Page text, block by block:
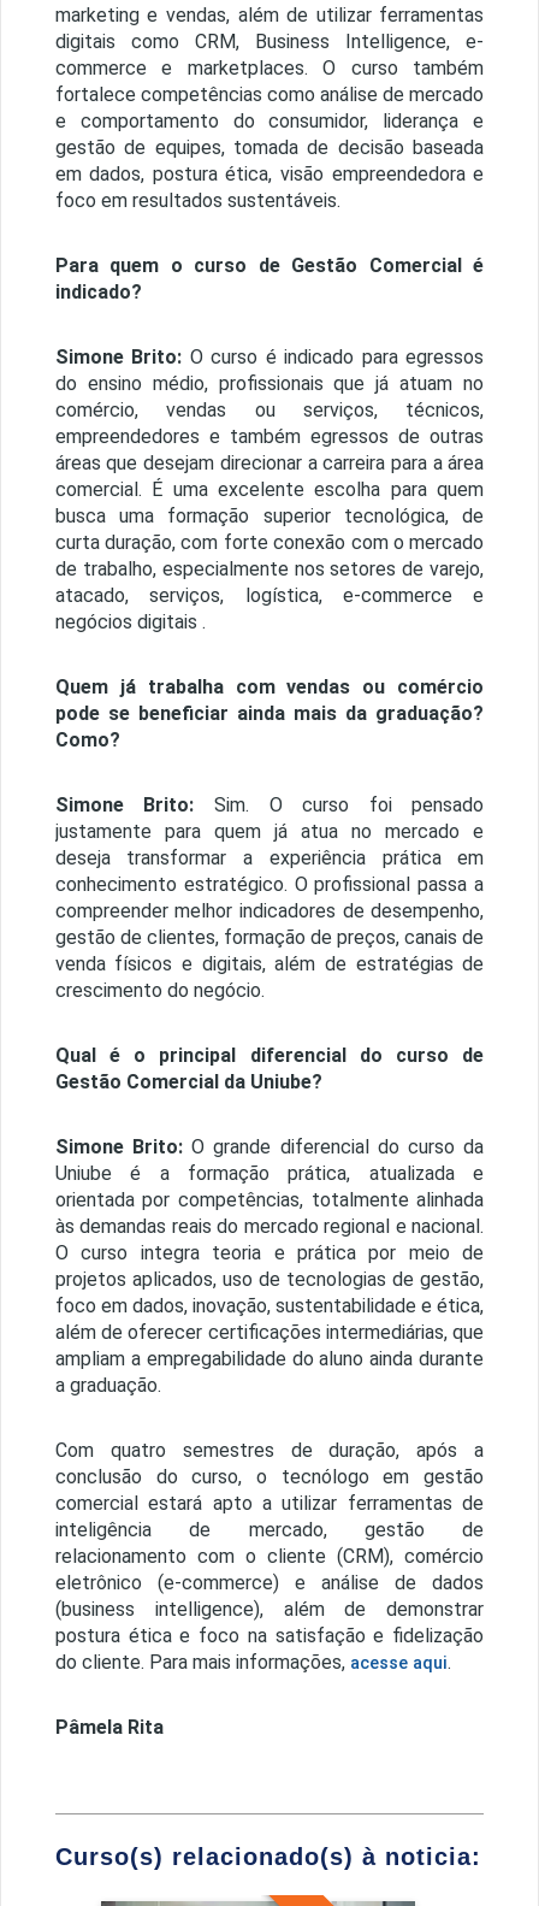
marketing e vendas, além de utilizar ferramentas
digitais como CRM, Business Intelligence, e-
commerce e marketplaces. O curso também
fortalece competências como análise de mercado
e comportamento do consumidor, liderança e
gestão de equipes, tomada de decisão baseada
em dados, postura ética, visão empreendedora e
foco em resultados sustentáveis.
Para quem o curso de Gestão Comercial é
indicado?
Simone Brito: O curso é indicado para egressos
do ensino médio, profissionais que já atuam no
comércio, vendas ou serviços, técnicos,
empreendedores e também egressos de outras
áreas que desejam direcionar a carreira para a área
comercial. É uma excelente escolha para quem
busca uma formação superior tecnológica, de
curta duração, com forte conexão com o mercado
de trabalho, especialmente nos setores de varejo,
atacado, serviços, logística, e-commerce e
negócios digitais .
Quem já trabalha com vendas ou comércio
pode se beneficiar ainda mais da graduação?
Como?
Simone Brito: Sim. O curso foi pensado
justamente para quem já atua no mercado e
deseja transformar a experiência prática em
conhecimento estratégico. O profissional passa a
compreender melhor indicadores de desempenho,
gestão de clientes, formação de preços, canais de
venda físicos e digitais, além de estratégias de
crescimento do negócio.
Qual é o principal diferencial do curso de
Gestão Comercial da Uniube?
Simone Brito: O grande diferencial do curso da
Uniube é a formação prática, atualizada e
orientada por competências, totalmente alinhada
às demandas reais do mercado regional e nacional.
O curso integra teoria e prática por meio de
projetos aplicados, uso de tecnologias de gestão,
foco em dados, inovação, sustentabilidade e ética,
além de oferecer certificações intermediárias, que
ampliam a empregabilidade do aluno ainda durante
a graduação.
Com quatro semestres de duração, após a
conclusão do curso, o tecnólogo em gestão
comercial estará apto a utilizar ferramentas de
inteligência de mercado, gestão de
relacionamento com o cliente (CRM), comércio
eletrônico (e-commerce) e análise de dados
(business intelligence), além de demonstrar
postura ética e foco na satisfação e fidelização
do cliente. Para mais informações, acesse aqui.
Pâmela Rita
Curso(s) relacionado(s) à noticia: